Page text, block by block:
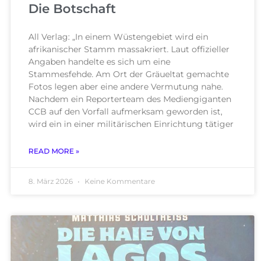
Die Botschaft
All Verlag: „In einem Wüstengebiet wird ein
afrikanischer Stamm massakriert. Laut offizieller
Angaben handelte es sich um eine
Stammesfehde. Am Ort der Gräueltat gemachte
Fotos legen aber eine andere Vermutung nahe.
Nachdem ein Reporterteam des Mediengiganten
CCB auf den Vorfall aufmerksam geworden ist,
wird ein in einer militärischen Einrichtung tätiger
READ MORE »
8. März 2026 Keine Kommentare